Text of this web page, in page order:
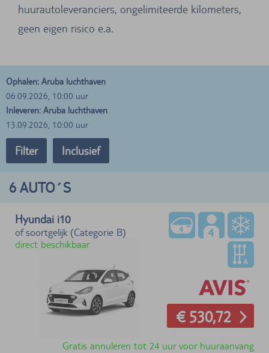
huurautoleveranciers, ongelimiteerde kilometers,
geen eigen risico e.a.
Ophalen: Aruba luchthaven
06.09.2026, 10:00 uur
Inleveren: Aruba luchthaven
13.09.2026, 10:00 uur
Filter Inclusief
6 AUTO´S
Hyundai i10
of soortgelijk (Categorie B)
direct beschikbaar
€ 530,72
Gratis annuleren tot 24 uur voor huuraanvang